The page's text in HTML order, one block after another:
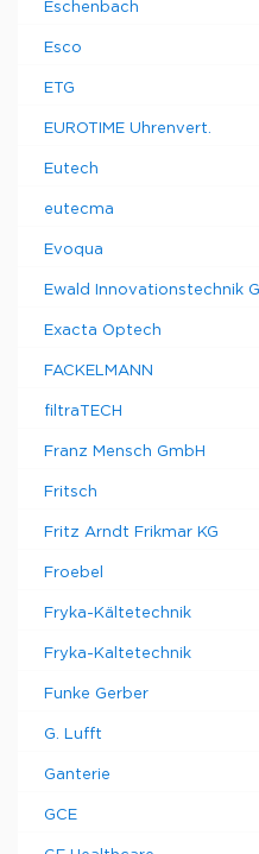
Eschenbach
Esco
ETG
EUROTIME Uhrenvert.
Eutech
eutecma
Evoqua
Ewald Innovationstechnik
Exacta Optech
FACKELMANN
filtraTECH
Franz Mensch GmbH
Fritsch
Fritz Arndt Frikmar KG
Froebel
Fryka-Kältetechnik
Fryka-Kaltetechnik
Funke Gerber
G. Lufft
Ganterie
GCE